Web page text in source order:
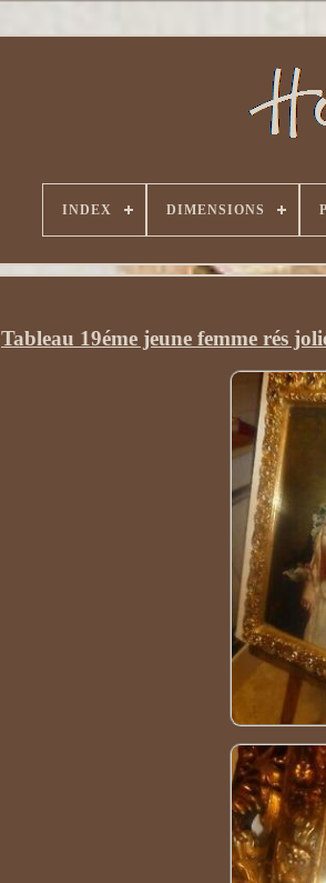
INDEX DIMENSIONS
Tableau 19éme jeune femme rés